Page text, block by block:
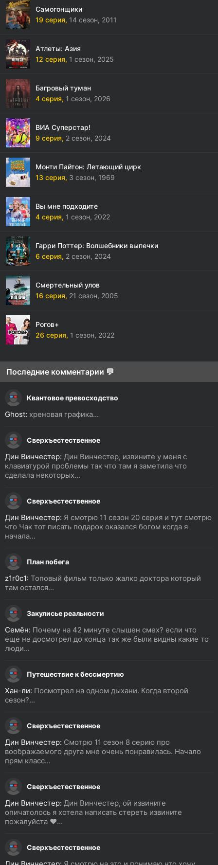
Самогонщики
19 серия, 14 сезон, 2011
Атлеты: Азия
12 серия, 1 сезон, 2025
Багровый туман
4 серия, 1 сезон, 2026
ВИА Суперстар!
9 серия, 2 сезон, 2024
Монти Пайтон: Летающий цирк
13 серия, 3 сезон, 1969
Вы мне подходите
4 серия, 1 сезон, 2022
Гарри Поттер: Волшебники выпечки
6 серия, 2 сезон, 2024
Смертельный улов
16 серия, 21 сезон, 2005
Рогов+
26 серия, 1 сезон, 2022
Последние комментарии 💬
Квантовое превосходство
Ghost: хреновая графика...
Сверхъестественное
Дин Винчестер: Дин Винчестер, извините у меня с
клавиатурой проблемы так что там я заметила что
сделала некоторых...
Сверхъестественное
Дин Винчестер: Я смотрю 11 сезон 20 серия и тут смотрю
что Чак тот писать подарок оказался богом когда я
начала...
План побега
z1r0c1: Топовый фильм только жалко доктора который
там остался...
Закулисье реальности
Семён: Почему на 42 минуте слышен смех? если что
еще не досмотрел до конца так же были видны какие то
люди...
Путешествие к бессмертию
Хан-ли: Посмотрел на одном дыхани. Когда второй
сезон?...
Сверхъестественное
Дин Винчестер: Смотрю 11 сезон 8 серию про
воображаемого друга мне очень понравилась. Начало
прям класс...
Сверхъестественное
Дин Винчестер: Дин Винчестер, ой извините
опичатолось я хотела написать стереть извините
пожалуйста ❤️...
Сверхъестественное